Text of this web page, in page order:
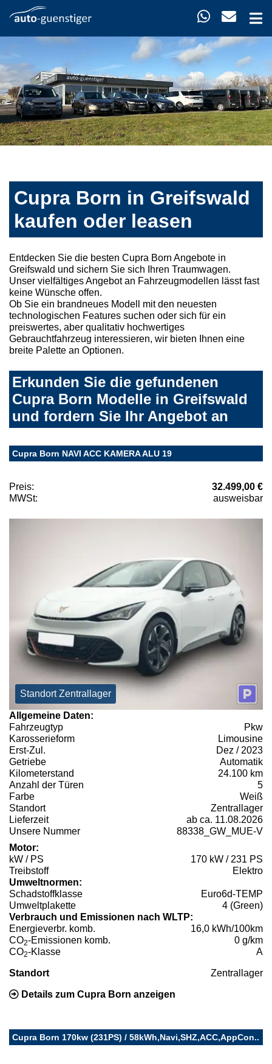
Cupra Born in Greifswald
kaufen oder leasen
Entdecken Sie die besten Cupra Born Angebote in
Greifswald und sichern Sie sich Ihren Traumwagen.
Unser vielfältiges Angebot an Fahrzeugmodellen lässt fast
keine Wünsche offen.
Ob Sie ein brandneues Modell mit den neuesten
technologischen Features suchen oder sich für ein
preiswertes, aber qualitativ hochwertiges
Gebrauchtfahrzeug interessieren, wir bieten Ihnen eine
breite Palette an Optionen.
Erkunden Sie die gefundenen
Cupra Born Modelle in Greifswald
und fordern Sie Ihr Angebot an
Cupra Born NAVI ACC KAMERA ALU 19
Preis:
32.499,00 €
MWSt:
ausweisbar
Standort Zentrallager
Allgemeine Daten:
Fahrzeugtyp
Pkw
Karosserieform
Limousine
Erst-Zul.
Dez / 2023
Getriebe
Automatik
Kilometerstand
24.100 km
Anzahl der Türen
5
Farbe
Weiß
Standort
Zentrallager
Lieferzeit
ab ca. 11.08.2026
Unsere Nummer
88338_GW_MUE-V
Motor:
kW / PS
170 kW / 231 PS
Treibstoff
Elektro
Umweltnormen:
Schadstoffklasse
Euro6d-TEMP
Umweltplakette
4 (Green)
Verbrauch und Emissionen nach WLTP:
Energieverbr. komb.
16,0 kWh/100km
CO2-Emissionen komb.
0 g/km
CO2-Klasse A
Standort Zentrallager
Details zum Cupra Born anzeigen
Cupra Born 170kw (231PS) / 58kWh,Navi,SHZ,ACC,AppCon..